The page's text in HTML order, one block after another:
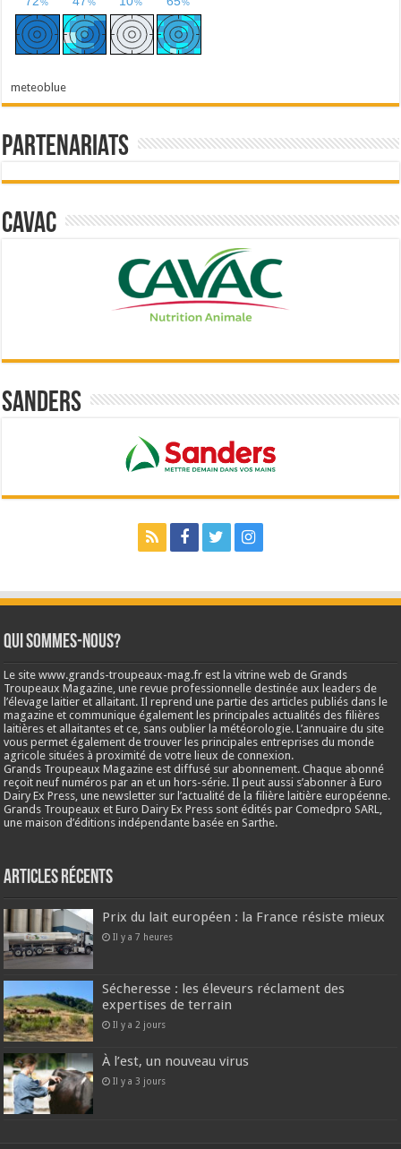
meteoblue
Partenariats
Cavac
Sanders
Qui sommes-nous?
Le site www.grands-troupeaux-mag.fr est la vitrine web de Grands
Troupeaux Magazine, une revue professionnelle destinée aux leaders de
l’élevage laitier et allaitant. Il reprend une partie des articles publiés dans le
magazine et communique également les principales actualités des filières
laitières et allaitantes et ce, sans oublier la météorologie. L’annuaire du site
vous permet également de trouver les principales entreprises du monde
agricole situées à proximité de votre lieux de connexion.
Grands Troupeaux Magazine est diffusé sur abonnement. Chaque abonné
reçoit neuf numéros par an et un hors-série. Il peut aussi s’abonner à Euro
Dairy Ex Press, une newsletter sur l’actualité de la filière laitière européenne.
Grands Troupeaux et Euro Dairy Ex Press sont édités par Comedpro SARL,
une maison d’éditions indépendante basée en Sarthe.
Articles récents
Prix du lait européen : la France résiste mieux
Il y a 7 heures
Sécheresse : les éleveurs réclament des
expertises de terrain
Il y a 2 jours
À l’est, un nouveau virus
Il y a 3 jours